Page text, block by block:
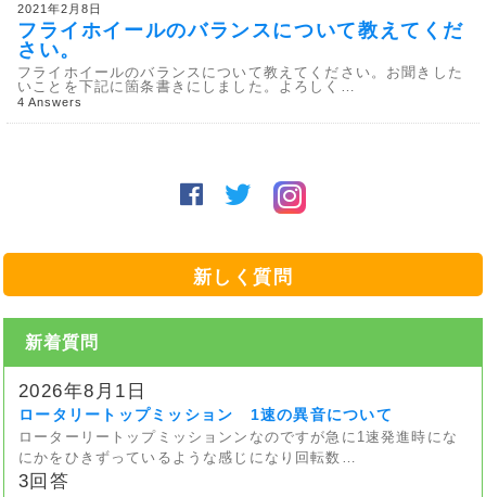
2021年2月8日
フライホイールのバランスについて教えてくだ
さい。
フライホイールのバランスについて教えてください。お聞きした
いことを下記に箇条書きにしました。よろしく…
4 Answers
新しく質問
新着質問
2026年8月1日
ロータリートップミッション 1速の異音について
ローターリートップミッションンなのですが急に1速発進時にな
にかをひきずっているような感じになり回転数…
3回答